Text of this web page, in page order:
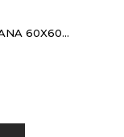
60X60